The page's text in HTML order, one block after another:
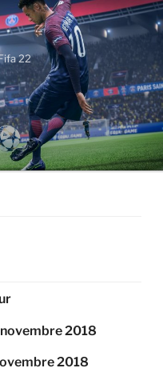
22
2018
2018